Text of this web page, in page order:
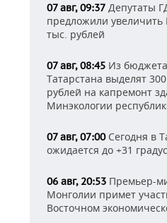
07 авг, 09:37 Депутаты
предложили
тыс. рублей
07 авг, 08:45 Из бюджета
Татарстана выделят
рублей на капремонт
Минэкологии
07 авг, 07:00Сегодня в
ожидается до +31
06 авг, 20:53 Премьер-
Монголии примет
Восточном